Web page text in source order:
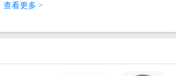
查看更多 >